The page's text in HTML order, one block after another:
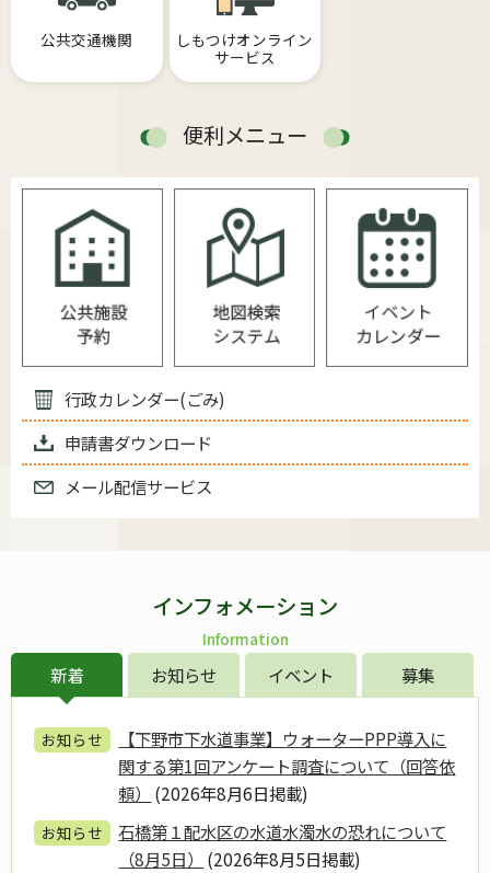
公共交通機関
しもつけオンライン
サービス
便利メニュー
行政カレンダー(ごみ)
申請書ダウンロード
メール配信サービス
インフォメーション
Information
新着 お知らせ イベント 募集
お知らせ
【下野市下水道事業】ウォーターPPP導入に
関する第1回アンケート調査について（回答依
頼）
(2026年8月6日掲載)
お知らせ
石橋第１配水区の水道水濁水の恐れについて
（8月5日）
(2026年8月5日掲載)